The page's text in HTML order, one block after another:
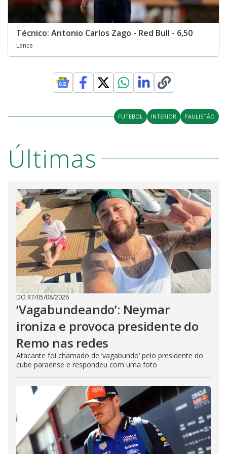
Técnico: Antonio Carlos Zago - Red Bull - 6,50
Lance
FUTEBOL INTERIOR PAULISTÃO
Últimas
DO R7/05/08/2026
‘Vagabundeando’: Neymar
ironiza e provoca presidente do
Remo nas redes
Atacante foi chamado de ‘vagabundo’ pelo presidente do
cube paraense e respondeu com uma foto